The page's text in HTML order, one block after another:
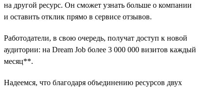
на другой ресурс. Он сможет узнать больше о компании
и оставить отклик прямо в сервисе отзывов.
Работодатели, в свою очередь, получат доступ к новой
аудитории: на Dream Job более 3 000 000 визитов каждый
месяц**.
Надеемся, что благодаря объединению ресурсов двух